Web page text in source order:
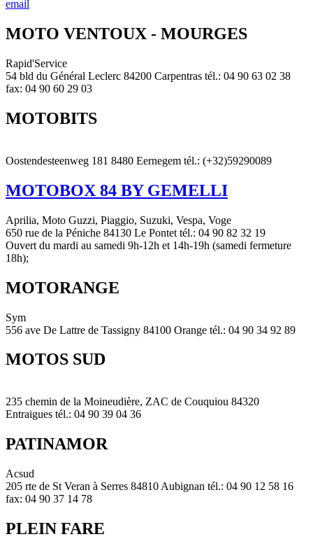
email
MOTO VENTOUX - MOURGES
Rapid'Service
54 bld du Général Leclerc 84200 Carpentras tél.: 04 90 63 02 38
fax: 04 90 60 29 03
MOTOBITS
Oostendesteenweg 181 8480 Eernegem tél.: (+32)59290089
MOTOBOX 84 BY GEMELLI
Aprilia, Moto Guzzi, Piaggio, Suzuki, Vespa, Voge
650 rue de la Péniche 84130 Le Pontet tél.: 04 90 82 32 19
Ouvert du mardi au samedi 9h-12h et 14h-19h (samedi fermeture
18h);
MOTORANGE
Sym
556 ave De Lattre de Tassigny 84100 Orange tél.: 04 90 34 92 89
MOTOS SUD
235 chemin de la Moineudière, ZAC de Couquiou 84320
Entraigues tél.: 04 90 39 04 36
PATINAMOR
Acsud
205 rte de St Veran à Serres 84810 Aubignan tél.: 04 90 12 58 16
fax: 04 90 37 14 78
PLEIN FARE